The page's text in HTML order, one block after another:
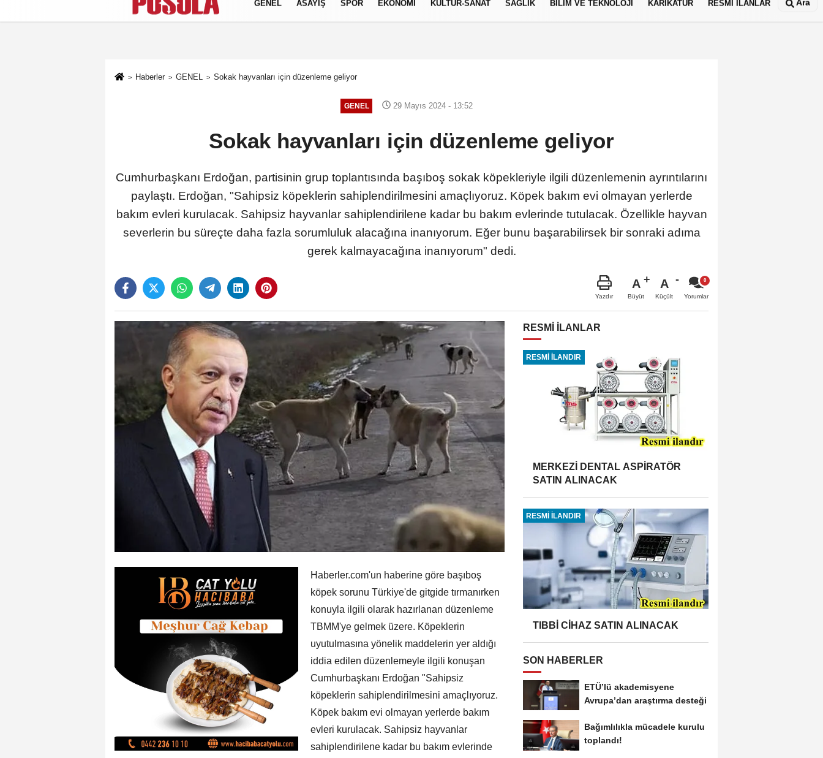
Künye İletişim Gizlilik Politikası
GENEL ASAYİŞ SPOR EKONOMİ KÜLTÜR-SANAT SAĞLIK BİLİM VE TEKNOLOJİ KARİKATÜR RESMİ İLANLAR Ara
Haberler GENEL Sokak hayvanları için düzenleme geliyor
GENEL 29 Mayıs 2024 - 13:52
Sokak hayvanları için düzenleme geliyor
Cumhurbaşkanı Erdoğan, partisinin grup toplantısında başıboş sokak köpekleriyle ilgili düzenlemenin ayrıntılarını
paylaştı. Erdoğan, "Sahipsiz köpeklerin sahiplendirilmesini amaçlıyoruz. Köpek bakım evi olmayan yerlerde
bakım evleri kurulacak. Sahipsiz hayvanlar sahiplendirilene kadar bu bakım evlerinde tutulacak. Özellikle hayvan
severlerin bu süreçte daha fazla sorumluluk alacağına inanıyorum. Eğer bunu başarabilirsek bir sonraki adıma
gerek kalmayacağına inanıyorum" dedi.
Yazdır
A
Büyüt
A
Küçült Yorumlar
Haberler.com'un haberine göre başıboş
köpek sorunu Türkiye'de gitgide tırmanırken
konuyla ilgili olarak hazırlanan düzenleme
TBMM'ye gelmek üzere. Köpeklerin
uyutulmasına yönelik maddelerin yer aldığı
iddia edilen düzenlemeyle ilgili konuşan
Cumhurbaşkanı Erdoğan "Sahipsiz
köpeklerin sahiplendirilmesini amaçlıyoruz.
Köpek bakım evi olmayan yerlerde bakım
evleri kurulacak. Sahipsiz hayvanlar
sahiplendirilene kadar bu bakım evlerinde
RESMİ İLANLAR
RESMİ İLANDIR
MERKEZİ DENTAL ASPİRATÖR
SATIN ALINACAK
RESMİ İLANDIR
TIBBİ CİHAZ SATIN ALINACAK
SON HABERLER
ETÜ’lü akademisyene
Avrupa’dan araştırma desteği
Bağımlılıkla mücadele kurulu
toplandı!